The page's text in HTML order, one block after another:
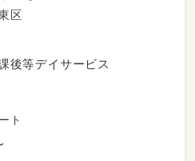
嬉しいです♪
区
後等デイサービス
ト